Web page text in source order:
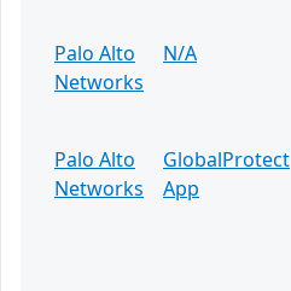
Palo Alto
Networks
N/A
Palo Alto
Networks
GlobalProtect
App